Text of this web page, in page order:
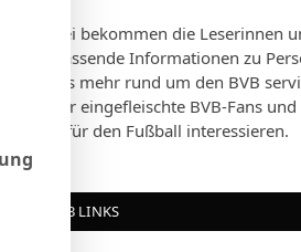
Dabei bekommen die Leserinnen
umfassende Informationen zu
vieles mehr rund um den BVB
ist für eingefleischte BVB-Fans
sich für den Fußball interessieren.
BVB LINKS
Consent Framework (TCF), für die